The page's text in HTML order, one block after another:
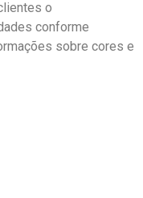
o
conforme
sobre cores e